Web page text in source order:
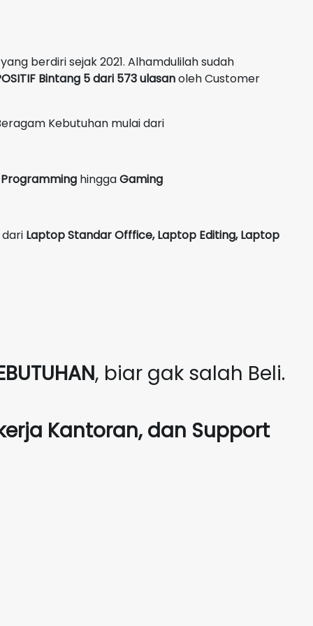
berdiri sejak 2021. Alhamdulilah sudah
Bintang 5 dari 573 ulasanoleh Customer
Kebutuhan mulai dari
Programming hinggaGaming
Laptop Standar Offfice, Laptop Editing, Laptop
, biar gak salah Beli.
Kantoran, dan Support